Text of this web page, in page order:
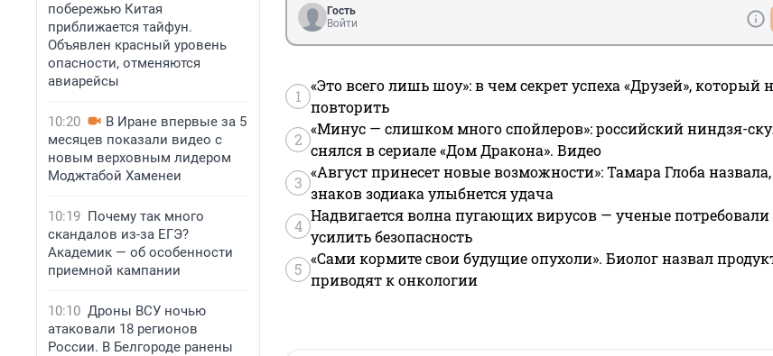
побережью Китая
приближается тайфун.
Объявлен красный уровень
опасности, отменяются
авиарейсы
10:20
В Иране впервые за 5
месяцев показали видео с
новым верховным лидером
Моджтабой Хаменеи
10:19 Почему так много
скандалов из-за ЕГЭ?
Академик — об особенности
приемной кампании
10:10 Дроны ВСУ ночью
атаковали 18 регионов
России. В Белгороде ранены
Гость
Войти
1
«Это всего лишь шоу»: в чем секрет успеха «Друзей», который
повторить
2
«Минус — слишком много спойлеров»: российский ниндзя-
снялся в сериале «Дом Дракона». Видео
3
«Август принесет новые возможности»: Тамара Глоба
знаков зодиака улыбнется удача
4
Надвигается волна пугающих вирусов — ученые потребовали
усилить безопасность
5
«Сами кормите свои будущие опухоли». Биолог назвал
приводят к онкологии